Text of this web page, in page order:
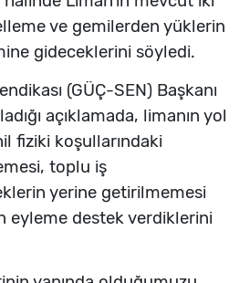
ve gemilerden yüklerin
gideceklerini söyledi.
(GÜÇ-SEN) Başkanı
açıklamada, limanın yol
fiziki koşullarındaki
toplu iş
yerine getirilmemesi
eyleme destek verdiklerini